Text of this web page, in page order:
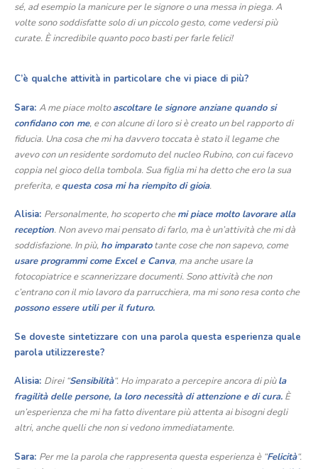
sé, ad esempio la manicure per le signore o una messa in piega. A
volte sono soddisfatte solo di un piccolo gesto, come vedersi più
curate. È incredibile quanto poco basti per farle felici!
C’è qualche attività in particolare che vi piace di più?
Sara: A me piace moltoascoltare le signore anziane quando si
confidano con me, e con alcune di loro si è creato un bel rapporto di
fiducia. Una cosa che mi ha davvero toccata è stato il legame che
avevo con un residente sordomuto del nucleo Rubino, con cui facevo
coppia nel gioco della tombola. Sua figlia mi ha detto che ero la sua
preferita, equesta cosa mi ha riempito di gioia.
Alisia: Personalmente, ho scoperto chemi piace molto lavorare alla
reception. Non avevo mai pensato di farlo, ma è un’attività che mi dà
soddisfazione. In più, ho imparatotante cose che non sapevo, come
usare programmi come Excel e Canva, ma anche usare la
fotocopiatrice e scannerizzare documenti. Sono attività che non
c’entrano con il mio lavoro da parrucchiera, ma mi sono resa conto che
possono essere utili per il futuro.
Se doveste sintetizzare con una parola questa esperienza quale
parola utilizzereste?
Alisia: Direi “Sensibilità“. Ho imparato a percepire ancora di piùla
fragilità delle persone, la loro necessità di attenzione e di cura. È
un’esperienza che mi ha fatto diventare più attenta ai bisogni degli
altri, anche quelli che non si vedono immediatamente.
Sara: Per me la parola che rappresenta questa esperienza è “Felicità“.